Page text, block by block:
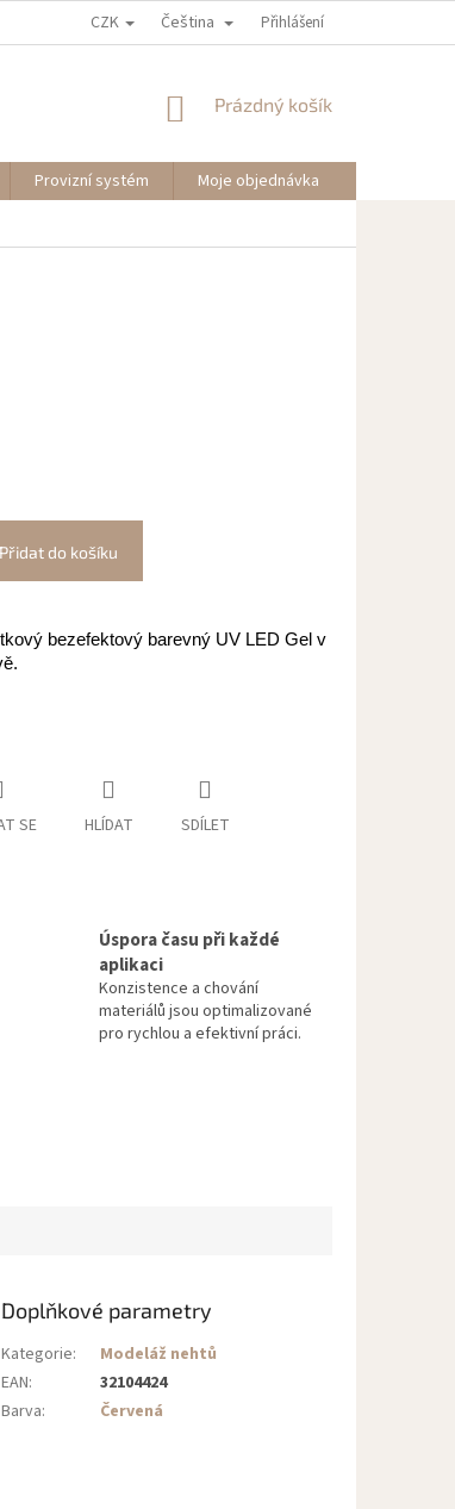
CZK Čeština Přihlášení
NÁKUPNÍ
Prázdný košík
Provizní systém
Moje objednávka
Přidat do košíku
bezefektový barevný UV LED Gel v
SE HLÍDAT SDÍLET
Úspora času při každé
aplikaci
Konzistence a chování
materiálů jsou optimalizované
pro rychlou a efektivní práci.
Doplňkové parametry
Kategorie:
Modeláž nehtů
EAN:
32104424
Barva: Červená